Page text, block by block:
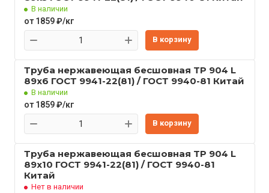
В наличии
от 1859 ₽/кг
В корзину
Труба нержавеющая бесшовная TP 904 L
89x6 ГОСТ 9941-22(81) / ГОСТ 9940-81 Китай
В наличии
от 1859 ₽/кг
В корзину
Труба нержавеющая бесшовная TP 904 L
89x10 ГОСТ 9941-22(81) / ГОСТ 9940-81
Китай
Нет в наличии